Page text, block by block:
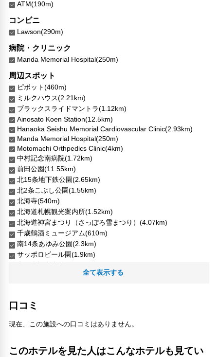
ATM(190m)
コンビニ
Lawson(290m)
病院・クリニック
Manda Memorial Hospital(250m)
周辺スポット
ピボット(460m)
ミルクハウス(2.21km)
ブラックスライドマントラ(1.12km)
Ainosato Koen Station(12.5km)
Hanaoka Seishu Memorial Cardiovascular Clinic(2.93km)
Manda Memorial Hospital(250m)
Motomachi Orthpedics Clinic(4km)
中村記念南病院(1.72km)
前田公園(11.55km)
北15条地下鉄公園(2.65km)
北2条こぶし公園(1.55km)
北海寺(540m)
北海道札幌観光案内所(1.52km)
北海道神宮まつり（さっぽろ雪まつり）(4.07km)
千歳鶴酒ミュージアム(610m)
南14条あゆみ公園(2.3km)
サッポロビール園(1.9km)
日々灯(900m)
月サムスポーツセンター(4.55km)
札幌地下歩行者空間(1.07km)
札東ちびっ子公園(2.28km)
全て表示する
口コミ
現在、この施設への口コミはありません。
このホテルを見た人はこんなホテルも見てい